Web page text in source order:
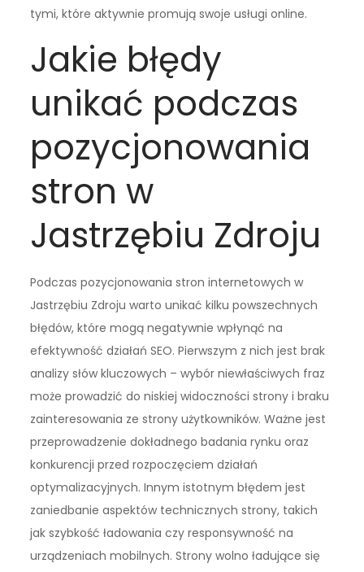
tymi, które aktywnie promują swoje usługi online.
Jakie błędy
unikać podczas
pozycjonowania
stron w
Jastrzębiu Zdroju
Podczas pozycjonowania stron internetowych w
Jastrzębiu Zdroju warto unikać kilku powszechnych
błędów, które mogą negatywnie wpłynąć na
efektywność działań SEO. Pierwszym z nich jest brak
analizy słów kluczowych – wybór niewłaściwych fraz
może prowadzić do niskiej widoczności strony i braku
zainteresowania ze strony użytkowników. Ważne jest
przeprowadzenie dokładnego badania rynku oraz
konkurencji przed rozpoczęciem działań
optymalizacyjnych. Innym istotnym błędem jest
zaniedbanie aspektów technicznych strony, takich
jak szybkość ładowania czy responsywność na
urządzeniach mobilnych. Strony wolno ładujące się